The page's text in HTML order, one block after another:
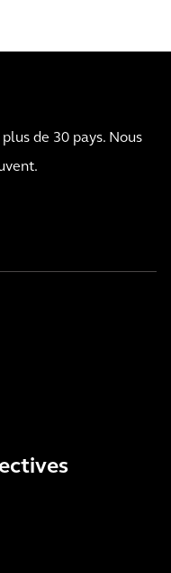
de 30 pays. Nous